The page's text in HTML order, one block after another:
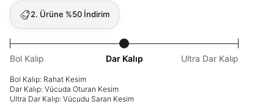
2. Ürüne %50 İndirim
Bol Kalıp Dar Kalıp Ultra Dar Kalıp
Bol Kalıp: Rahat Kesim
Dar Kalıp: Vücuda Oturan Kesim
Ultra Dar Kalıp: Vücudu Saran Kesim
Beni Hatırla
Giriş Yap
Ad*